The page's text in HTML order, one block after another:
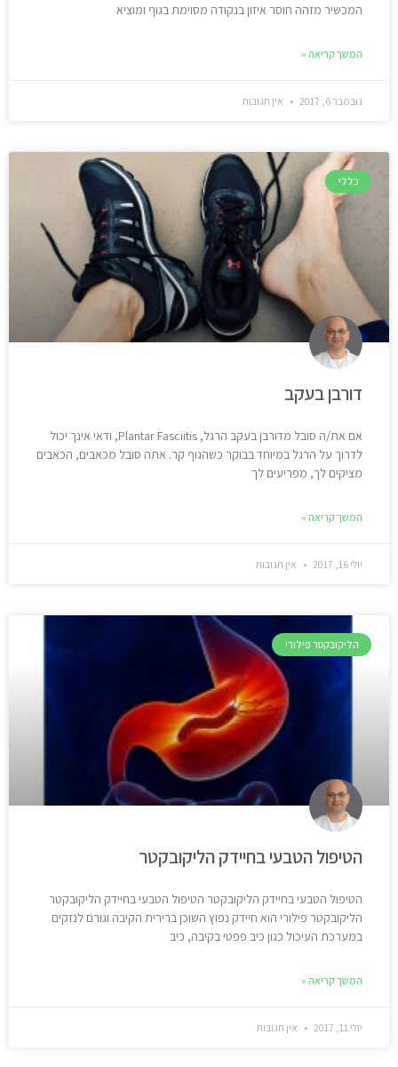
המכשיר מזהה חוסר איזון בנקודה מסוימת בגוף ומוציא
המשך קריאה »
נובמבר 6, 2017 אין תגובות
כללי
דורבן בעקב
אם את/ה סובל מדורבן בעקב הרגל, Plantar Fasciitis, ודאי אינך יכול
לדרוך על הרגל במיוחד בבוקר כשהגוף קר. אתה סובל מכאבים, הכאבים
מציקים לך, מפריעים לך
המשך קריאה »
יולי 16, 2017 אין תגובות
הליקובקטר פילורי
הטיפול הטבעי בחיידק הליקובקטר
הטיפול הטבעי בחיידק הליקובקטר הטיפול הטבעי בחיידק הליקובקטר
הליקובקטר פילורי הוא חיידק נפוץ השוכן ברירית הקיבה וגורם לנזקים
במערכת העיכול כגון כיב פפטי בקיבה, כיב
המשך קריאה »
יולי 11, 2017 אין תגובות